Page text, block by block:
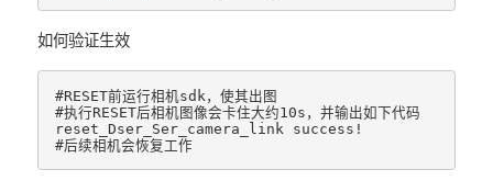
如何验证生效
#RESET前运行相机sdk，使其出图
#执行RESET后相机图像会卡住大约10s，并输出如下代码
reset_Dser_Ser_camera_link success!